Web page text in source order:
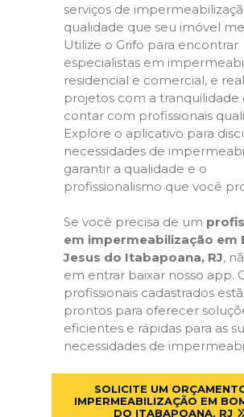
serviços de
qualidade que seu imóvel
Utilize o Grifo para encontrar
especialistas em
residencial e comercial, e
projetos com a tranquilidade
contar com profissionais
Explore o aplicativo para
necessidades de
garantir a qualidade e o
profissionalismo que você
Se você precisa de um
em impermeabilização em
Jesus do Itabapoana, RJ,
em entrar baixar nosso app.
profissionais cadastrados
prontos para oferecer
eficientes e rápidas para as
necessidades de
SOLICITE UM
IMPERMEABILIZAÇÃO EM
DO ITABAPOANA, RJ